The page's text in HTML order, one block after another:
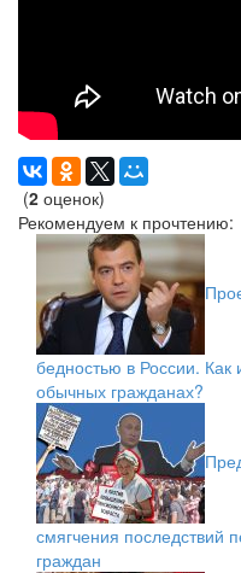
(2 оценок)
Рекомендуем к прочтению:
бедностью в России. Как
обычных гражданах?
смягчения
граждан